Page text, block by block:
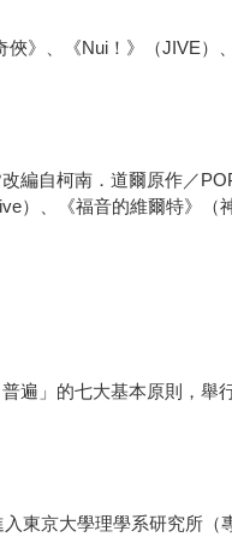
》、《Nui！》（JIVE）
編自柯南．道爾原作／
）、《福音的維爾特》（
遍」的七大基本原則，舉
東京大學理學系研究所（